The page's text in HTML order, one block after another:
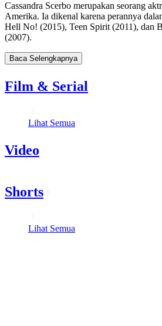
Cassandra Scerbo merupakan seorang
Amerika. Ia dikenal karena perannya
Hell No! (2015), Teen Spirit (2011), dan
(2007).
Baca Selengkapnya
Film & Serial
Lihat Semua
Video
Shorts
Lihat Semua